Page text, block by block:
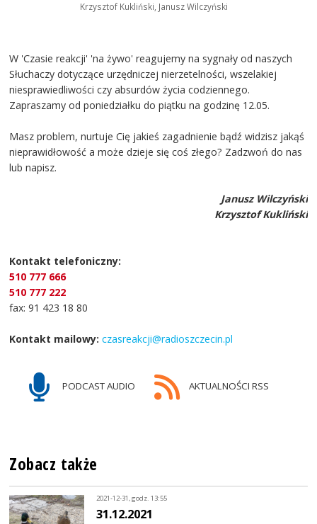
Krzysztof Kukliński, Janusz Wilczyński
W 'Czasie reakcji' 'na żywo' reagujemy na sygnały od naszych
Słuchaczy dotyczące urzędniczej nierzetelności, wszelakiej
niesprawiedliwości czy absurdów życia codziennego.
Zapraszamy od poniedziałku do piątku na godzinę 12.05.
Masz problem, nurtuje Cię jakieś zagadnienie bądź widzisz jakąś
nieprawidłowość a może dzieje się coś złego? Zadzwoń do nas
lub napisz.
Janusz Wilczyński
Krzysztof Kukliński
Kontakt telefoniczny:
510 777 666
510 777 222
fax: 91 423 18 80
Kontakt mailowy: czasreakcji@radioszczecin.pl
PODCAST AUDIO AKTUALNOŚCI RSS
Zobacz także
2021-12-31, godz. 13:55
31.12.2021